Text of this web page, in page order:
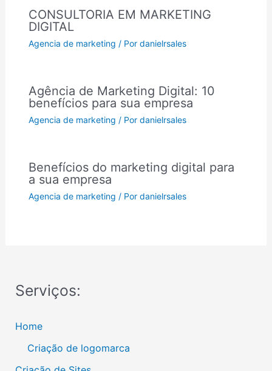
CONSULTORIA EM MARKETING
DIGITAL
Agencia de marketing / Pordanielrsales
Agência de Marketing Digital: 10
benefícios para sua empresa
Agencia de marketing / Pordanielrsales
Benefícios do marketing digital para
a sua empresa
Agencia de marketing / Pordanielrsales
Serviços:
Home
Criação de logomarca